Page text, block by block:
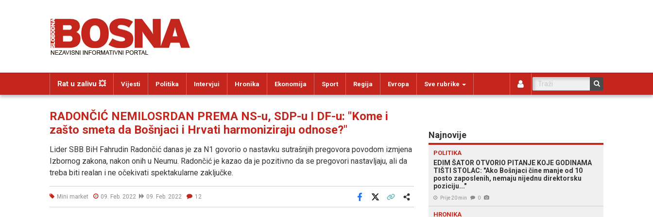
Rat u zalivu 💥 Vijesti Politika Intervjui Hronika Ekonomija Sport Regija Evropa Sve rubrike
RADONČIĆ NEMILOSRDAN PREMA NS-u, SDP-u I DF-u: "Kome i
zašto smeta da Bošnjaci i Hrvati harmoniziraju odnose?"
Lider SBB BiH Fahrudin Radončić danas je za N1 govorio o nastavku sutrašnjih pregovora povodom izmjena
Izbornog zakona, nakon onih u Neumu. Radončić je kazao da je pozitivno da se pregovori nastavljaju, ali da
treba biti realan i ne očekivati spektakularne zaključke.
Mini market 09. Feb. 2022 09. Feb. 2022 12
Facebook
Najnovije
POLITIKA
EDIM ŠATOR OTVORIO PITANJE KOJE GODINAMA
TIŠTI STOLAC: "Ako Bošnjaci čine manje od 10
posto zaposlenih, nemaju nijednu direktorsku
poziciju..."
Prije 20 min 0
HRONIKA